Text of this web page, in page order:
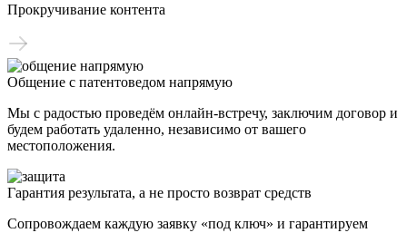
Прокручивание контента
Общение с патентоведом напрямую
Мы с радостью проведём онлайн-встречу, заключим договор и
будем работать удаленно, независимо от вашего
местоположения.
Гарантия результата, а не просто возврат средств
Сопровождаем каждую заявку «под ключ» и гарантируем